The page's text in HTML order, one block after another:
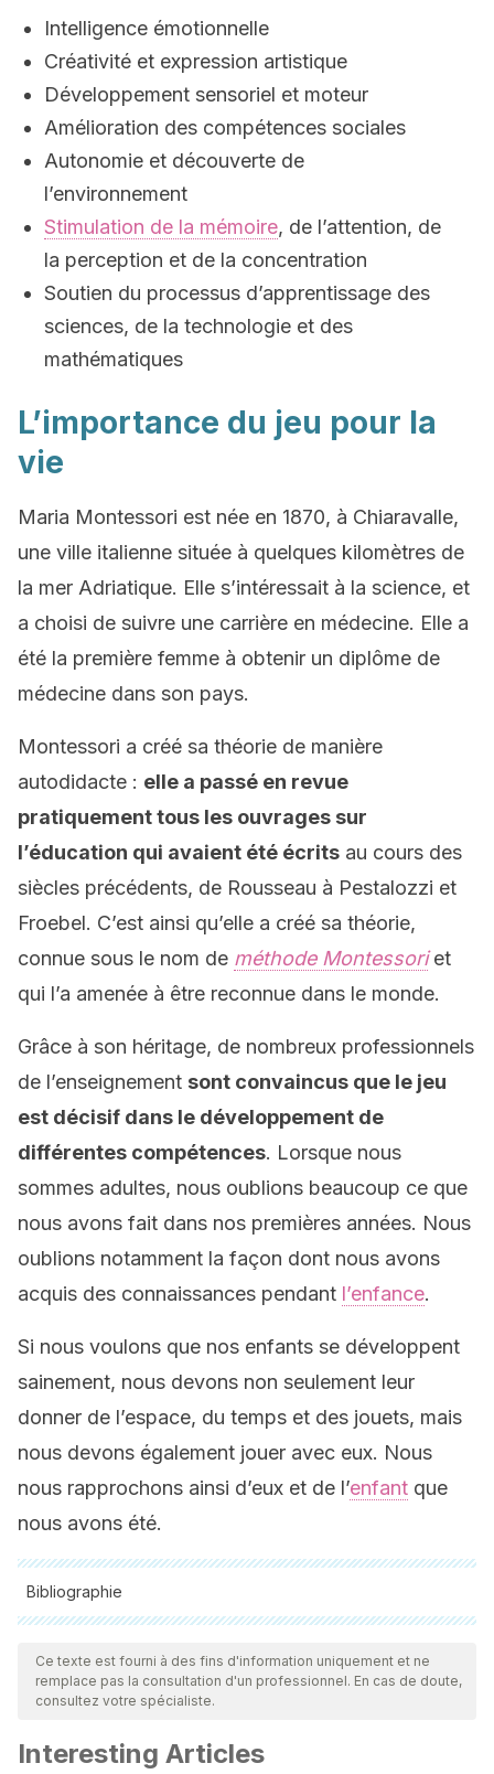
Intelligence émotionnelle
Créativité et expression artistique
Développement sensoriel et moteur
Amélioration des compétences sociales
Autonomie et découverte de
l’environnement
Stimulation de la mémoire, de l’attention, de
la perception et de la concentration
Soutien du processus d’apprentissage des
sciences, de la technologie et des
mathématiques
L’importance du jeu pour la
vie
Maria Montessori est née en 1870, à Chiaravalle,
une ville italienne située à quelques kilomètres de
la mer Adriatique. Elle s’intéressait à la science, et
a choisi de suivre une carrière en médecine. Elle a
été la première femme à obtenir un diplôme de
médecine dans son pays.
Montessori a créé sa théorie de manière
autodidacte : elle a passé en revue
pratiquement tous les ouvrages sur
l’éducation qui avaient été écrits au cours des
siècles précédents, de Rousseau à Pestalozzi et
Froebel. C’est ainsi qu’elle a créé sa théorie,
connue sous le nom de méthode Montessoriet
qui l’a amenée à être reconnue dans le monde.
Grâce à son héritage, de nombreux professionnels
de l’enseignement sont convaincus que le jeu
est décisif dans le développement de
différentes compétences. Lorsque nous
sommes adultes, nous oublions beaucoup ce que
nous avons fait dans nos premières années. Nous
oublions notamment la façon dont nous avons
acquis des connaissances pendant l’enfance.
Si nous voulons que nos enfants se développent
sainement, nous devons non seulement leur
donner de l’espace, du temps et des jouets, mais
nous devons également jouer avec eux. Nous
nous rapprochons ainsi d’eux et de l’enfant que
nous avons été.
Bibliographie
Toutes les sources citées ont été examinées en profondeur
par notre équipe pour garantir leur qualité, leur fiabilité, leur
actualité et leur validité. La bibliographie de cet article a été
ou scientifique
Ce texte est fourni à des fins d'information uniquement et ne
remplace pas la consultation d'un professionnel. En cas de doute,
consultez votre spécialiste.
Interesting Articles